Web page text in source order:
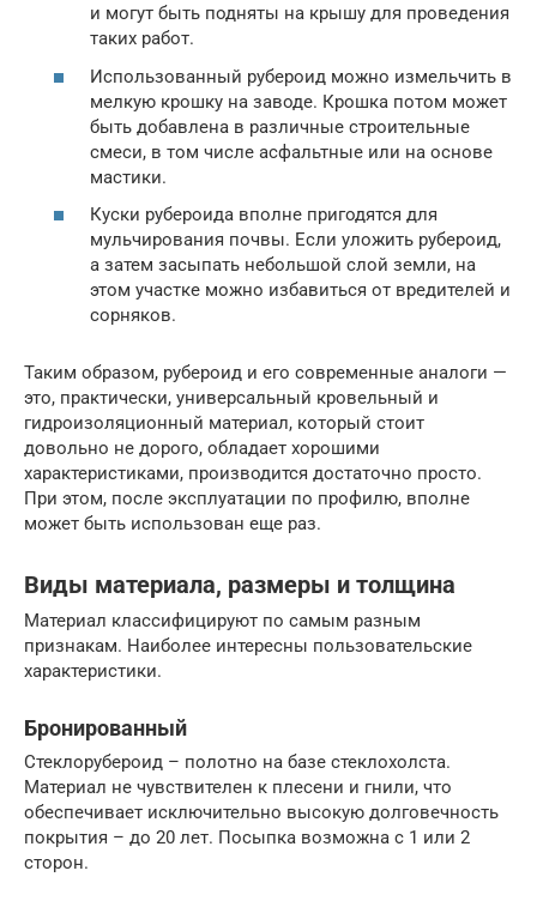
и могут быть подняты на крышу для проведения
таких работ.
Использованный рубероид можно измельчить в
мелкую крошку на заводе. Крошка потом может
быть добавлена в различные строительные
смеси, в том числе асфальтные или на основе
мастики.
Куски рубероида вполне пригодятся для
мульчирования почвы. Если уложить рубероид,
а затем засыпать небольшой слой земли, на
этом участке можно избавиться от вредителей и
сорняков.
Таким образом, рубероид и его современные аналоги —
это, практически, универсальный кровельный и
гидроизоляционный материал, который стоит
довольно не дорого, обладает хорошими
характеристиками, производится достаточно просто.
При этом, после эксплуатации по профилю, вполне
может быть использован еще раз.
Виды материала, размеры и толщина
Материал классифицируют по самым разным
признакам. Наиболее интересны пользовательские
характеристики.
Бронированный
Стеклорубероид – полотно на базе стеклохолста.
Материал не чувствителен к плесени и гнили, что
обеспечивает исключительно высокую долговечность
покрытия – до 20 лет. Посыпка возможна с 1 или 2
сторон.